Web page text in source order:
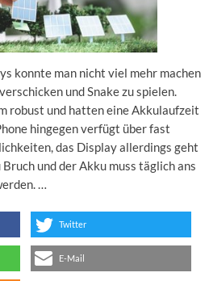
konnte man nicht viel mehr machen
und Snake zu spielen.
robust und hatten eine Akkulaufzeit
hingegen verfügt über fast
das Display allerdings geht
und der Akku muss täglich ans
…
Twitter
E-Mail